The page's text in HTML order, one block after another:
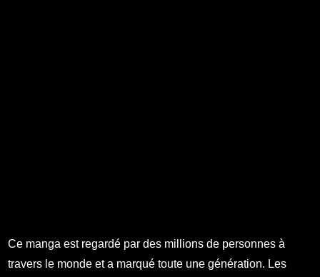
Ce manga est regardé par des millions de personnes à
travers le monde et a marqué toute une génération. Les